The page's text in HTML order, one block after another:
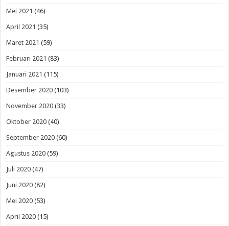
Mei 2021 (46)
April 2021 (35)
Maret 2021 (59)
Februari 2021 (83)
Januari 2021 (115)
Desember 2020 (103)
November 2020 (33)
Oktober 2020 (40)
September 2020 (60)
Agustus 2020 (59)
Juli 2020 (47)
Juni 2020 (82)
Mei 2020 (53)
April 2020 (15)